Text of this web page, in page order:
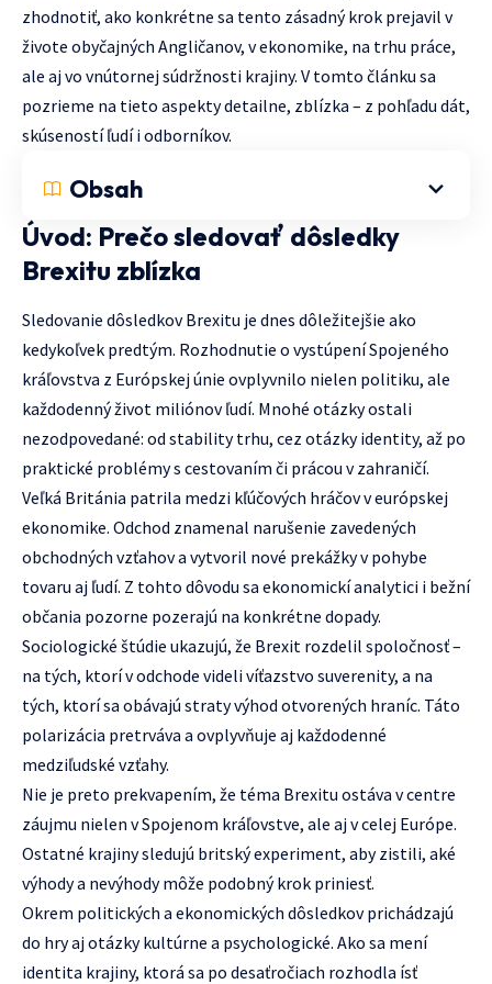
zhodnotiť, ako konkrétne sa tento zásadný krok prejavil v
živote obyčajných Angličanov, v ekonomike, na trhu práce,
ale aj vo vnútornej súdržnosti krajiny. V tomto článku sa
pozrieme na tieto aspekty detailne, zblízka – z pohľadu dát,
skúseností ľudí i odborníkov.
Obsah
Úvod: Prečo sledovať dôsledky
Brexitu zblízka
Sledovanie dôsledkov Brexitu je dnes dôležitejšie ako
kedykoľvek predtým. Rozhodnutie o vystúpení Spojeného
kráľovstva z Európskej únie ovplyvnilo nielen politiku, ale
každodenný život miliónov ľudí. Mnohé otázky ostali
nezodpovedané: od stability trhu, cez otázky identity, až po
praktické problémy s cestovaním či prácou v zahraničí.
Veľká Británia patrila medzi kľúčových hráčov v európskej
ekonomike. Odchod znamenal narušenie zavedených
obchodných vzťahov a vytvoril nové prekážky v pohybe
tovaru aj ľudí. Z tohto dôvodu sa ekonomickí analytici i bežní
občania pozorne pozerajú na konkrétne dopady.
Sociologické štúdie ukazujú, že Brexit rozdelil spoločnosť –
na tých, ktorí v odchode videli víťazstvo suverenity, a na
tých, ktorí sa obávajú straty výhod otvorených hraníc. Táto
polarizácia pretrváva a ovplyvňuje aj každodenné
medziľudské vzťahy.
Nie je preto prekvapením, že téma Brexitu ostáva v centre
záujmu nielen v Spojenom kráľovstve, ale aj v celej Európe.
Ostatné krajiny sledujú britský experiment, aby zistili, aké
výhody a nevýhody môže podobný krok priniesť.
Okrem politických a ekonomických dôsledkov prichádzajú
do hry aj otázky kultúrne a psychologické. Ako sa mení
identita krajiny, ktorá sa po desaťročiach rozhodla ísť